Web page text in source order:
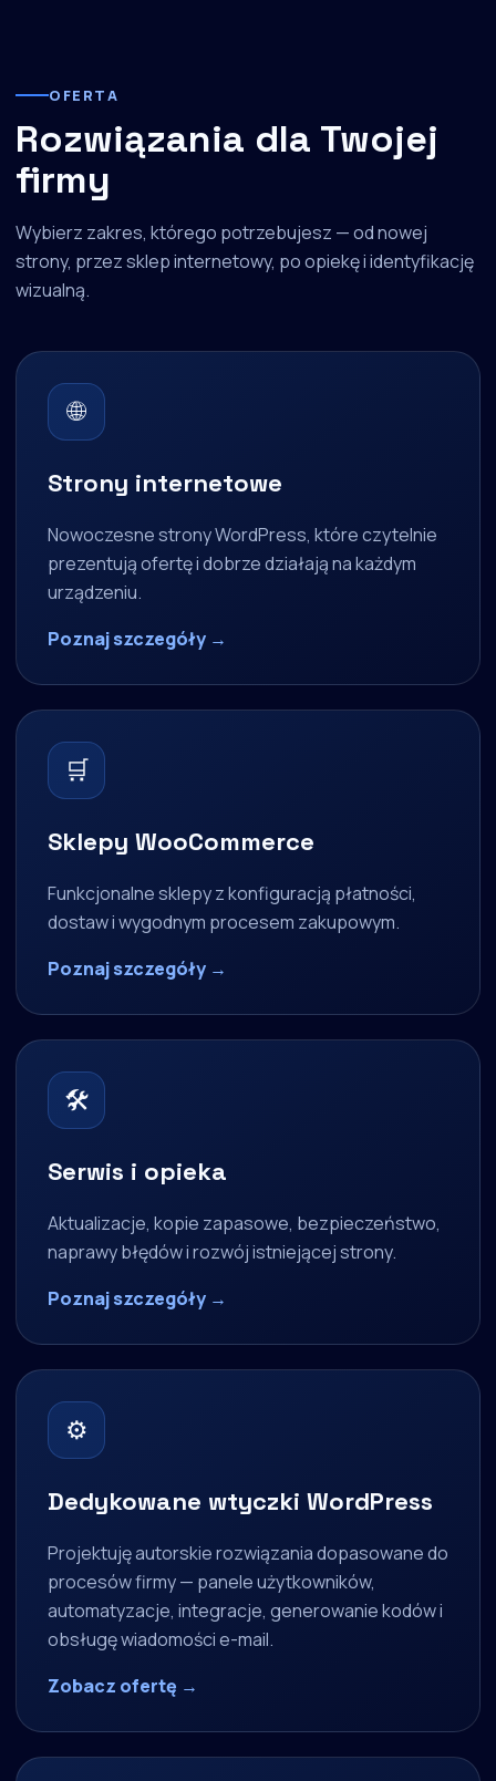
OFERTA
Rozwiązania dla Twojej
firmy
Wybierz zakres, którego potrzebujesz — od nowej
strony, przez sklep internetowy, po opiekę i identyfikację
wizualną.
🌐
Strony internetowe
Nowoczesne strony WordPress, które czytelnie
prezentują ofertę i dobrze działają na każdym
urządzeniu.
Poznaj szczegóły →
🛒
Sklepy WooCommerce
Funkcjonalne sklepy z konfiguracją płatności,
dostaw i wygodnym procesem zakupowym.
Poznaj szczegóły →
🛠
Serwis i opieka
Aktualizacje, kopie zapasowe, bezpieczeństwo,
naprawy błędów i rozwój istniejącej strony.
Poznaj szczegóły →
⚙
Dedykowane wtyczki WordPress
Projektuję autorskie rozwiązania dopasowane do
procesów firmy — panele użytkowników,
automatyzacje, integracje, generowanie kodów i
obsługę wiadomości e-mail.
Zobacz ofertę →